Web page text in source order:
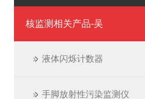
核监测相关产品-吴
液体闪烁计数器
手脚放射性污染监测仪